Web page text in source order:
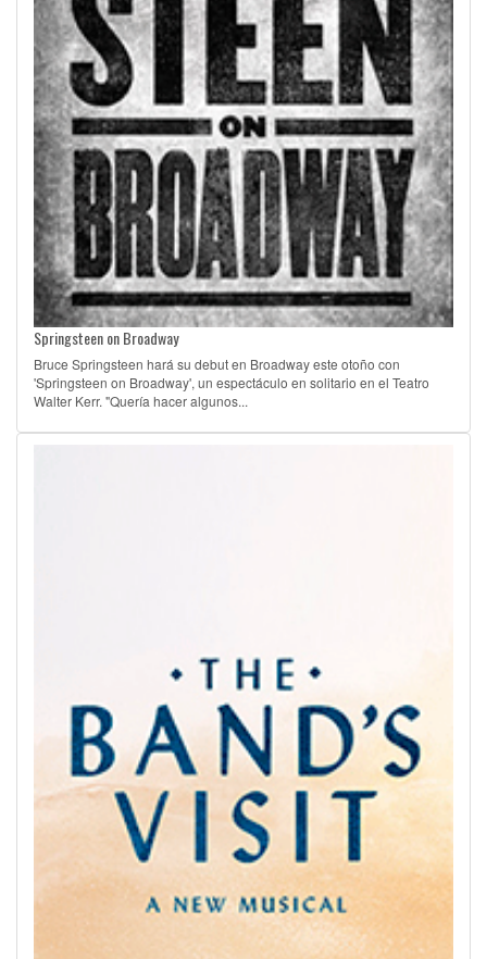
Springsteen on Broadway
Bruce Springsteen hará su debut en Broadway este otoño con
'Springsteen on Broadway', un espectáculo en solitario en el Teatro
Walter Kerr. "Quería hacer algunos...